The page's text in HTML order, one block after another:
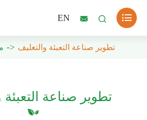
EN   
تطوير صناعة التعبئة والتغليف
تطوير صناعة التعبئة